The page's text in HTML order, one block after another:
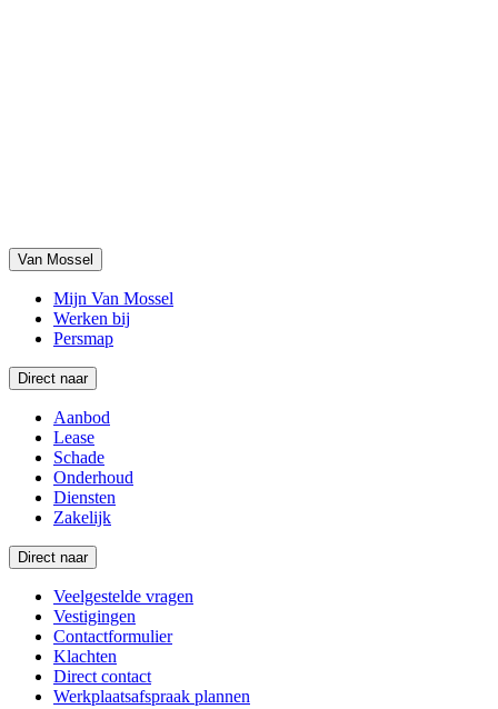
Van Mossel
Mijn Van Mossel
Werken bij
Persmap
Direct naar
Aanbod
Lease
Schade
Onderhoud
Diensten
Zakelijk
Direct naar
Veelgestelde vragen
Vestigingen
Contactformulier
Klachten
Direct contact
Werkplaatsafspraak plannen